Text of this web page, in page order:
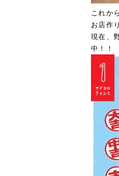
これか
お店作
現在、
中！！